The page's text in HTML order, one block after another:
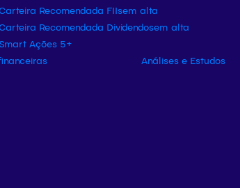
Carteira Recomendada FIIsem alta
Carteira Recomendada Dividendosem alta
Smart Ações 5+
Análises e Estudos